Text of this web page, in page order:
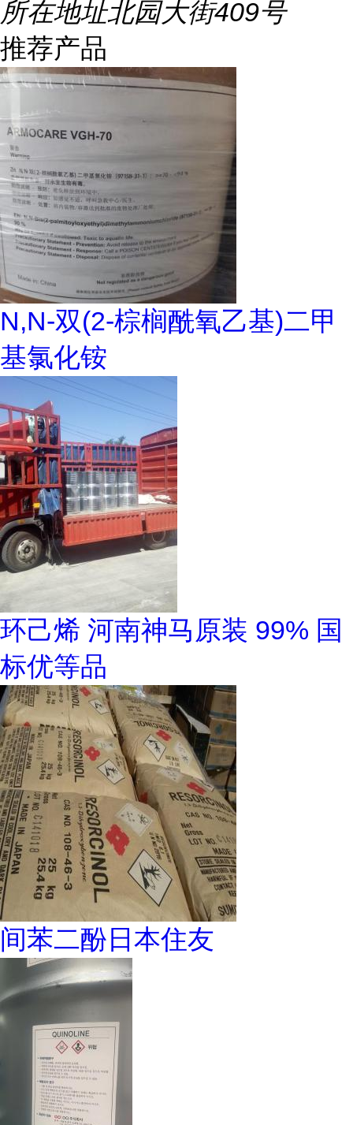
所在地址北园大街409号
推荐产品
N,N-双(2-棕榈酰氧乙基)二甲
基氯化铵
环己烯 河南神马原装 99% 国
标优等品
间苯二酚日本住友